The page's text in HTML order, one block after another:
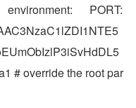
PORT:
# override the root par